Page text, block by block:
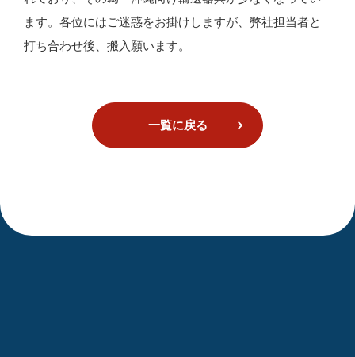
ます。各位にはご迷惑をお掛けしますが、弊社担当者と
打ち合わせ後、搬入願います。
一覧に戻る